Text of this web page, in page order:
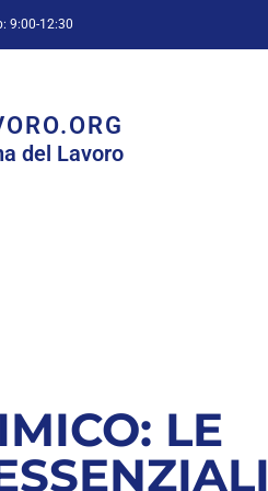
9:00-12:30
del Lavoro
LE